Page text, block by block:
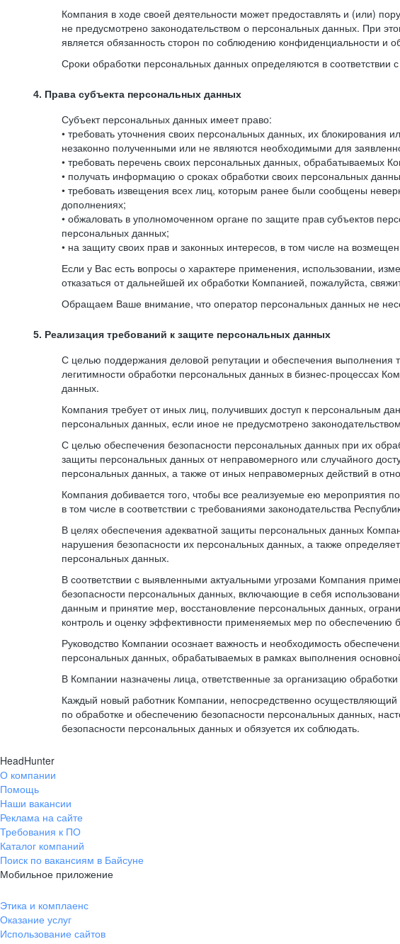
Компания в ходе своей деятельности может предоставлять и (или)
не предусмотрено законодательством о персональных данных. При
является обязанность сторон по соблюдению конфиденциальности и
Сроки обработки персональных данных определяются в
4. Права субъекта персональных данных
Субъект персональных данных имеет право:
• требовать уточнения своих персональных данных, их
незаконно полученными или не являются необходимыми для
• требовать перечень своих персональных данных, обрабатываемых
• получать информацию о сроках обработки своих персональных
• требовать извещения всех лиц, которым ранее были сообщены
дополнениях;
• обжаловать в уполномоченном органе по защите прав субъектов
персональных данных;
• на защиту своих прав и законных интересов, в том числе на
Если у Вас есть вопросы о характере применения, использовании,
отказаться от дальнейшей их обработки Компанией, пожалуйста,
Обращаем Ваше внимание, что оператор персональных данных не
5. Реализация требований к защите персональных данных
С целью поддержания деловой репутации и обеспечения выполнения
легитимности обработки персональных данных в бизнес-процессах
данных.
Компания требует от иных лиц, получивших доступ к персональным
персональных данных, если иное не предусмотрено
С целью обеспечения безопасности персональных данных при их
защиты персональных данных от неправомерного или случайного
персональных данных, а также от иных неправомерных действий в
Компания добивается того, чтобы все реализуемые ею мероприятия
в том числе в соответствии с требованиями законодательства
В целях обеспечения адекватной защиты персональных данных
нарушения безопасности их персональных данных, а также
персональных данных.
В соответствии с выявленными актуальными угрозами Компания
безопасности персональных данных, включающие в себя
данным и принятие мер, восстановление персональных данных,
контроль и оценку эффективности применяемых мер по обеспечению
Руководство Компании осознает важность и необходимость
персональных данных, обрабатываемых в рамках выполнения
В Компании назначены лица, ответственные за организацию
Каждый новый работник Компании, непосредственно осуществляющий
по обработке и обеспечению безопасности персональных данных,
безопасности персональных данных и обязуется их соблюдать.
HeadHunter
О компании
Помощь
Наши вакансии
Реклама на сайте
Требования к ПО
Каталог компаний
Поиск по вакансиям в Байсуне
Мобильное приложение
Этика и комплаенс
Оказание услуг
Использование сайтов